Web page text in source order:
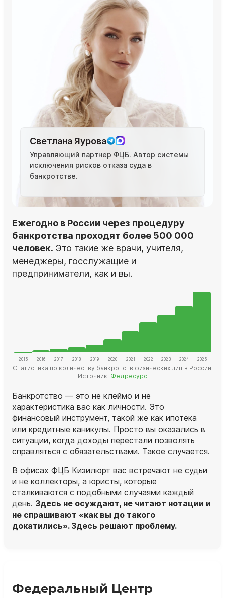
Светлана Яурова
Управляющий партнер ФЦБ. Автор системы
исключения рисков отказа суда в
банкротстве.
Ежегодно в России через процедуру
банкротства проходят более 500 000
человек. Это такие же врачи, учителя,
менеджеры, госслужащие и
предприниматели, как и вы.
Статистика по количеству банкротств физических лиц в России.
Источник: Федресурс
Банкротство — это не клеймо и не
характеристика вас как личности. Это
финансовый инструмент, такой же как ипотека
или кредитные каникулы. Просто вы оказались в
ситуации, когда доходы перестали позволять
справляться с обязательствами. Такое случается.
В офисах ФЦБ Кизилюрт вас встречают не судьи
и не коллекторы, а юристы, которые
сталкиваются с подобными случаями каждый
день. Здесь не осуждают, не читают нотации и
не спрашивают «как вы до такого
докатились». Здесь решают проблему.
Федеральный Центр